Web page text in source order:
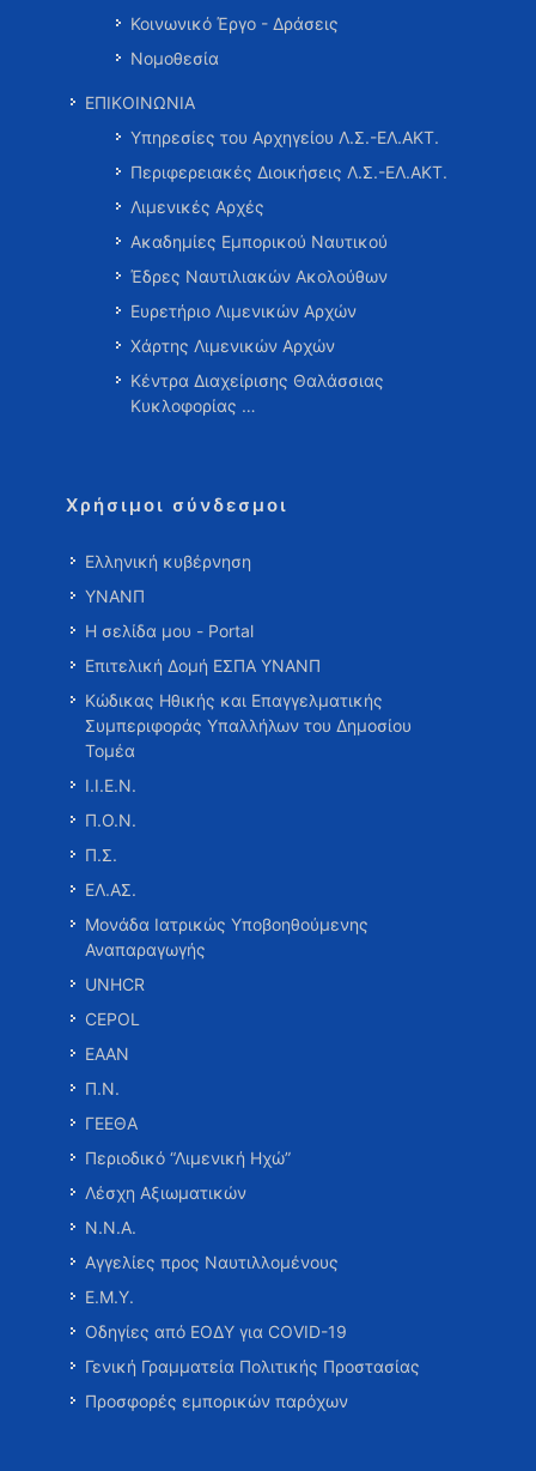
Κοινωνικό Έργο - Δράσεις
Νομοθεσία
ΕΠΙΚΟΙΝΩΝΙΑ
Υπηρεσίες του Αρχηγείου Λ.Σ.-ΕΛ.ΑΚΤ.
Περιφερειακές Διοικήσεις Λ.Σ.-ΕΛ.ΑΚΤ.
Λιμενικές Αρχές
Ακαδημίες Εμπορικού Ναυτικού
Έδρες Ναυτιλιακών Ακολούθων
Ευρετήριο Λιμενικών Αρχών
Χάρτης Λιμενικών Αρχών
Κέντρα Διαχείρισης Θαλάσσιας
Κυκλοφορίας …
Χρήσιμοι σύνδεσμοι
Ελληνική κυβέρνηση
ΥΝΑΝΠ
Η σελίδα μου - Portal
Επιτελική Δομή ΕΣΠΑ ΥΝΑΝΠ
Κώδικας Ηθικής και Επαγγελματικής
Συμπεριφοράς Υπαλλήλων του Δημοσίου
Τομέα
Ι.Ι.Ε.Ν.
Π.Ο.Ν.
Π.Σ.
ΕΛ.ΑΣ.
Μονάδα Ιατρικώς Υποβοηθούμενης
Αναπαραγωγής
UNHCR
CEPOL
ΕΑΑΝ
Π.Ν.
ΓΕΕΘΑ
Περιοδικό “Λιμενική Ηχώ”
Λέσχη Αξιωματικών
Ν.Ν.Α.
Αγγελίες προς Ναυτιλλομένους
Ε.Μ.Υ.
Οδηγίες από ΕΟΔΥ για COVID-19
Γενική Γραμματεία Πολιτικής Προστασίας
Προσφορές εμπορικών παρόχων